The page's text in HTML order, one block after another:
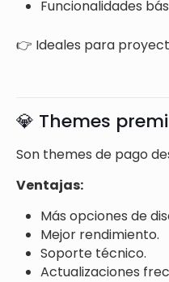
Funcionalidades
👉 Ideales para
💎 Themes
Son themes de pago
Ventajas:
Más opciones de
Mejor rendimiento.
Soporte técnico.
Actualizaciones